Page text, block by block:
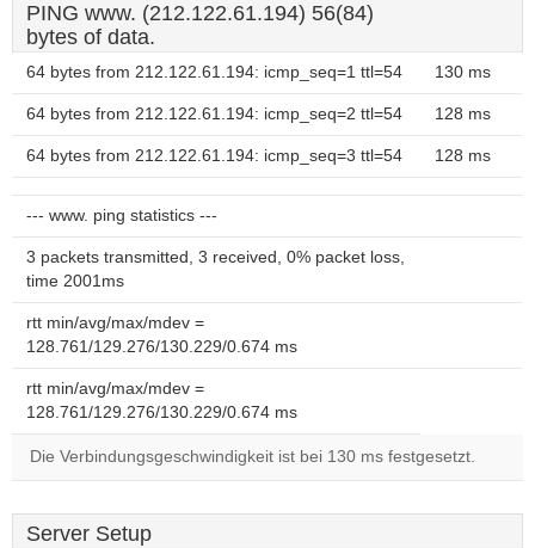
PING www. (212.122.61.194) 56(84)
bytes of data.
64 bytes from 212.122.61.194: icmp_seq=1 ttl=54 130 ms
64 bytes from 212.122.61.194: icmp_seq=2 ttl=54 128 ms
64 bytes from 212.122.61.194: icmp_seq=3 ttl=54 128 ms
--- www. ping statistics ---
3 packets transmitted, 3 received, 0% packet loss,
time 2001ms
rtt min/avg/max/mdev =
128.761/129.276/130.229/0.674 ms
rtt min/avg/max/mdev =
128.761/129.276/130.229/0.674 ms
Die Verbindungsgeschwindigkeit ist bei 130 ms festgesetzt.
Server Setup